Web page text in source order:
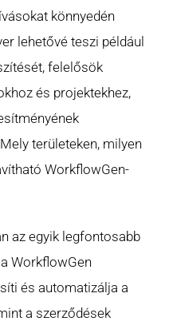
könnyedén
lehetővé teszi például
felelősök
és projektekhez,
területeken, milyen
WorkflowGen-
az egyik legfontosabb
WorkflowGen
és automatizálja a
a szerződések